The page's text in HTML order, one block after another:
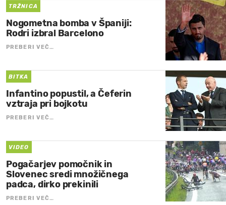
TRŽNICA
Nogometna bomba v Španiji:
Rodri izbral Barcelono
PREBERI VEČ…
BITKA
Infantino popustil, a Čeferin
vztraja pri bojkotu
PREBERI VEČ…
VIDEO
Pogačarjev pomočnik in
Slovenec sredi množičnega
padca, dirko prekinili
PREBERI VEČ…